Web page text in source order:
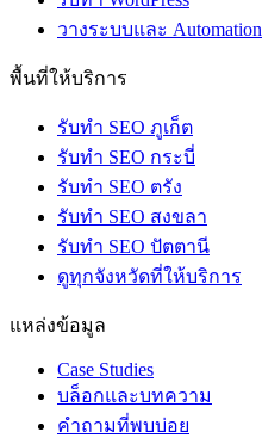
วางระบบและ Automation
พื้นที่ให้บริการ
รับทำ SEO ภูเก็ต
รับทำ SEO กระบี่
รับทำ SEO ตรัง
รับทำ SEO สงขลา
รับทำ SEO ปัตตานี
ดูทุกจังหวัดที่ให้บริการ
แหล่งข้อมูล
Case Studies
บล็อกและบทความ
คำถามที่พบบ่อย